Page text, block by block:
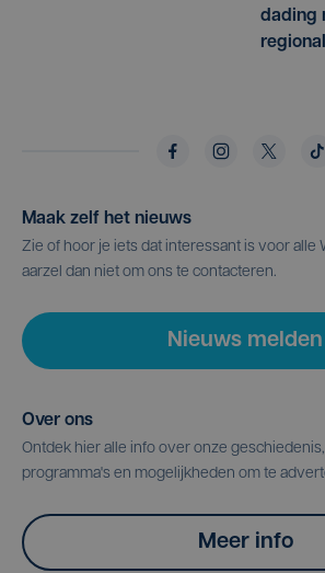
dading
Maak zelf het nieuws
Zie of hoor je iets dat interessant is voor alle
aarzel dan niet om ons te contacteren.
Nieuws melden
Over ons
Ontdek hier alle info over onze
programma's en mogelijkheden om te
Meer info